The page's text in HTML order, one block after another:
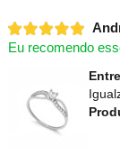
Eu recomendo